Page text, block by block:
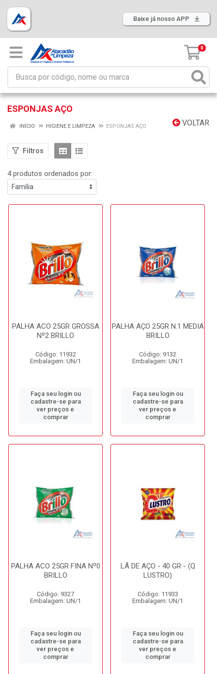
Baixe já nosso APP
0
ESPONJAS AÇO
VOLTAR
INÍCIO HIGIENE E LIMPEZA ESPONJAS AÇO
Filtros
4 produtos ordenados por:
PALHA ACO 25GR GROSSA
Nº2 BRILLO
Código: 11932
Embalagem: UN/1
Faça seu login ou
cadastre-se para
ver preços e
comprar
PALHA AÇO 25GR N.1 MEDIA
BRILLO
Código: 9132
Embalagem: UN/1
Faça seu login ou
cadastre-se para
ver preços e
comprar
PALHA ACO 25GR FINA Nº0
BRILLO
Código: 9327
Embalagem: UN/1
Faça seu login ou
cadastre-se para
ver preços e
comprar
LÃ DE AÇO - 40 GR - (Q
LUSTRO)
Código: 11933
Embalagem: UN/1
Faça seu login ou
cadastre-se para
ver preços e
comprar